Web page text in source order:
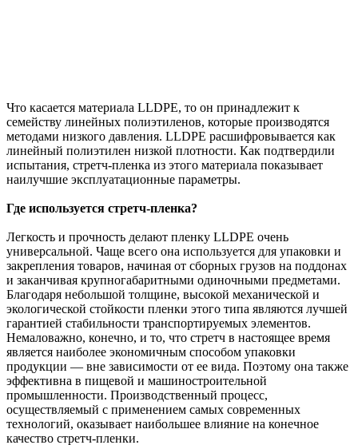
Что касается материала LLDPE, то он принадлежит к
семейству линейных полиэтиленов, которые производятся
методами низкого давления. LLDPE расшифровывается как
линейный полиэтилен низкой плотности. Как подтвердили
испытания, стретч-пленка из этого материала показывает
наилучшие эксплуатационные параметры.
Где используется стретч-пленка?
Легкость и прочность делают пленку LLDPE очень
универсальной. Чаще всего она используется для упаковки и
закрепления товаров, начиная от сборных грузов на поддонах
и заканчивая крупногабаритными одиночными предметами.
Благодаря небольшой толщине, высокой механической и
экологической стойкости пленки этого типа являются лучшей
гарантией стабильности транспортируемых элементов.
Немаловажно, конечно, и то, что стретч в настоящее время
является наиболее экономичным способом упаковки
продукции — вне зависимости от ее вида. Поэтому она также
эффективна в пищевой и машиностроительной
промышленности. Производственный процесс,
осуществляемый с применением самых современных
технологий, оказывает наибольшее влияние на конечное
качество стретч-пленки.